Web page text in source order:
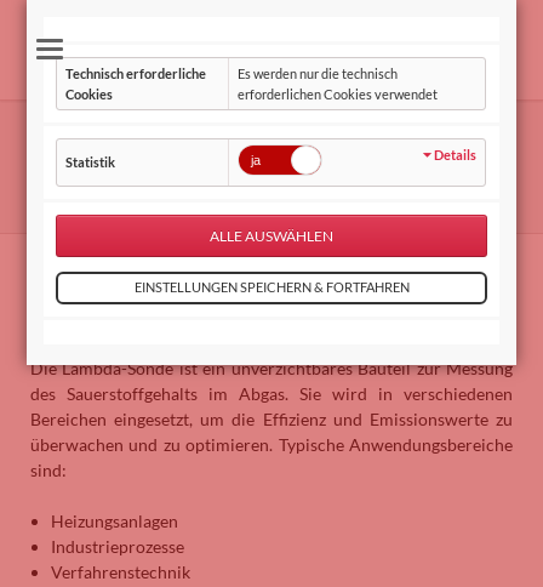
Technisch erforderliche
Cookies
Es werden nur die technisch
erforderlichen Cookies verwendet
Statistik Details
Lambda Sonde
Lambda Sonde
Die Lambda-Sonde ist ein unverzichtbares Bauteil zur Messung
des Sauerstoffgehalts im Abgas. Sie wird in verschiedenen
Bereichen eingesetzt, um die Effizienz und Emissionswerte zu
überwachen und zu optimieren. Typische Anwendungsbereiche
sind:
Heizungsanlagen
Industrieprozesse
Verfahrenstechnik